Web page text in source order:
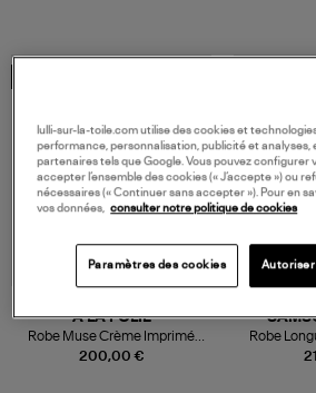
200,00 €
A LA FOLIE
Robe Muse Crème Imprimé
Fleurie
Robe
lulli-sur-la-toile.com utilise des cookies et
performance, personnalisation, publicité et analyses,
partenaires tels que Google. Vous pouvez configurer
accepter l’ensemble des cookies (« J’accepte ») ou
nécessaires (« Continuer sans accepter »). Pour en
vos données,
consulter notre politique de cookies
Paramètres des cookies